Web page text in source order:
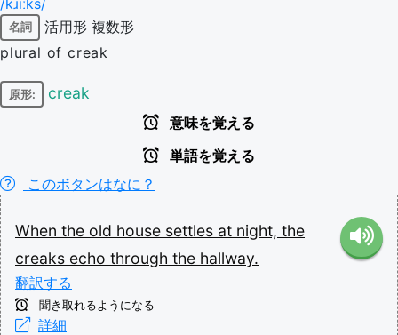
名詞 活用形 複数形
plural of creak
原形: creak
意味を覚える
単語を覚える
このボタンはなに？
When the old house settles at night, the
creaks echo through the hallway.
翻訳する
聞き取れるようになる
詳細